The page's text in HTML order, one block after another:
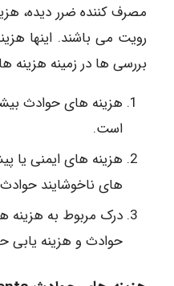
مصرف کننده ضرر دیده،
رویت می باشند. اینها
بررسی ها در زمینه
هزینه های حوادث
است.
هزینه های ایمنی یا
های ناخوشایند
درک مربوط به هزینه
حوادث و هزینه یابی